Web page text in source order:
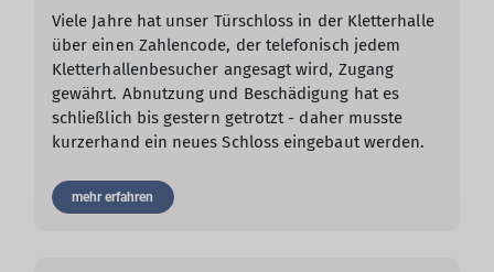
Viele Jahre hat unser Türschloss in der Kletterhalle
über einen Zahlencode, der telefonisch jedem
Kletterhallenbesucher angesagt wird, Zugang
gewährt. Abnutzung und Beschädigung hat es
schließlich bis gestern getrotzt - daher musste
kurzerhand ein neues Schloss eingebaut werden.
mehr erfahren